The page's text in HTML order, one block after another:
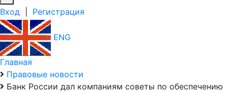
Вход
Регистрация
ENG
Главная
Правовые новости
Банк России дал компаниям советы по обеспечению